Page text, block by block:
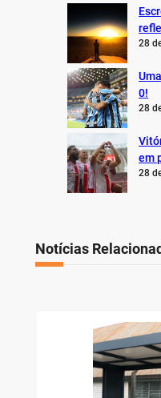
28
0!
28
em
28
Notícias